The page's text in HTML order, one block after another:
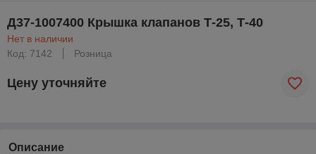
Д37-1007400 Крышка клапанов Т-25, Т-40
Нет в наличии
Код: 7142
Розница
Цену уточняйте
Описание